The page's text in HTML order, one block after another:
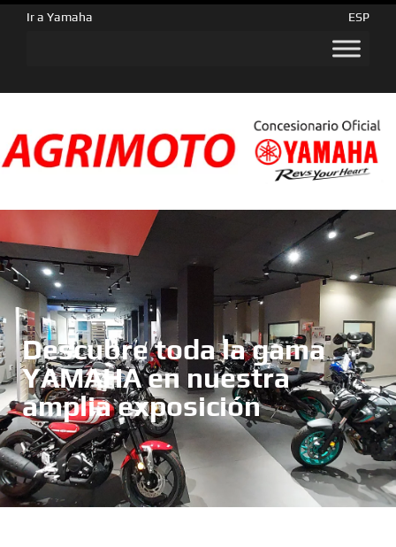
Ir a Yamaha ESP
Descubre toda la gama
YAMAHA en nuestra
amplia exposición